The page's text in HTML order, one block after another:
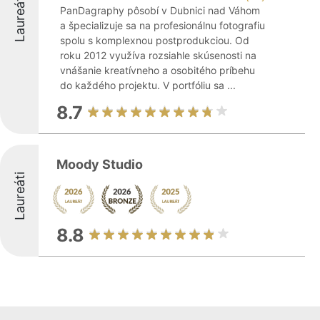
Laureáti
PanDagraphy pôsobí v Dubnici nad Váhom
a špecializuje sa na profesionálnu fotografiu
spolu s komplexnou postprodukciou. Od
roku 2012 využíva rozsiahle skúsenosti na
vnášanie kreatívneho a osobitého príbehu
do každého projektu. V portfóliu sa ...
8.7
Laureáti
Moody Studio
8.8